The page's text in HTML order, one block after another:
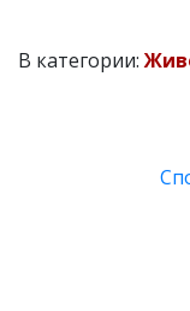
В категории: